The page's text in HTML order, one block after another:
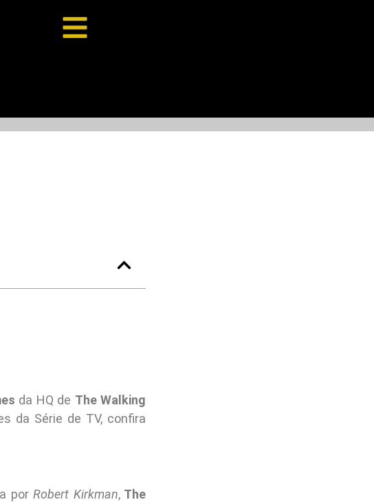
da HQ de The Walking
da Série de TV, confira
por Robert Kirkman,The